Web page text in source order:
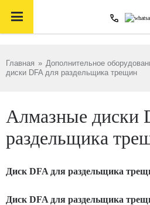

Главная » Дополнительное
диски DFA для раздельщика трещин
Алмазные диски
раздельщика
Диск DFA для раздельщика
Диск DFA для раздельщика